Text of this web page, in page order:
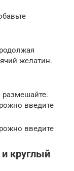
желатин.
введите
введите
круглый